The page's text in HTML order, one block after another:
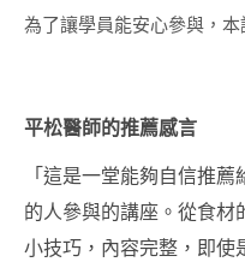
造型冬甩講師證書課
程
證書課程
造型馬林糖講師證書
課程
為了讓學員能安心參與，
平松醫師的推薦感言
「這是一堂能夠自信推
的人參與的講座。從食材
小技巧，內容完整，即使